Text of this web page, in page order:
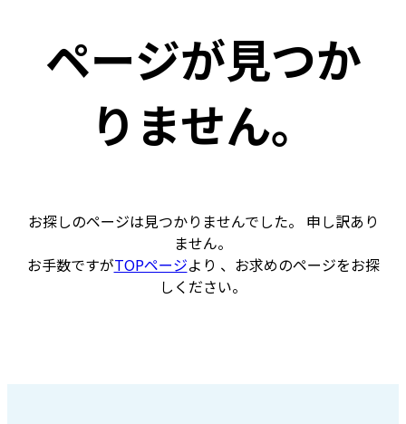
ページが見つか
りません。
お探しのページは見つかりませんでした。 申し訳あり
ません。
お手数ですがTOPページより 、お求めのページをお探
しください。